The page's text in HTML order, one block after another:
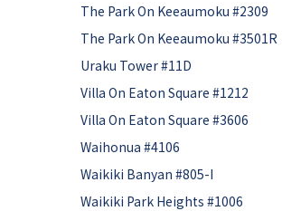
The Park On Keeaumoku #2309
The Park On Keeaumoku #3501R
Uraku Tower #11D
Villa On Eaton Square #1212
Villa On Eaton Square #3606
Waihonua #4106
Waikiki Banyan #805-I
Waikiki Park Heights #1006